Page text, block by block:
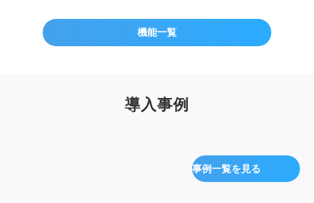
機能一覧
導入事例
事例一覧を見る